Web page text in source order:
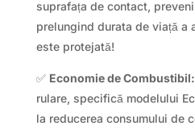
suprafața de contact,
prelungind durata de viață a
este protejată!
✅ Economie de Combustibil:
rulare, specifică modelului
la reducerea consumului de